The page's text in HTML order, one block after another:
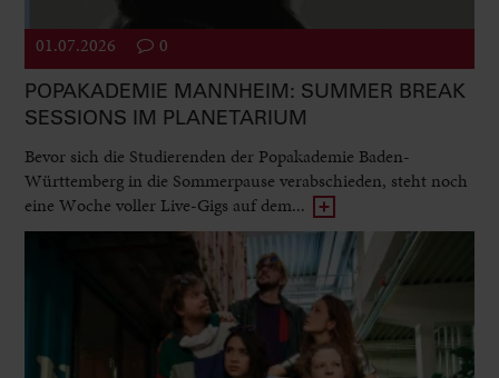
01.07.2026 0
POPAKADEMIE MANNHEIM: SUMMER BREAK
SESSIONS IM PLANETARIUM
Bevor sich die Studierenden der Popakademie Baden-
Württemberg in die Sommerpause verabschieden, steht noch
eine Woche voller Live-Gigs auf dem...